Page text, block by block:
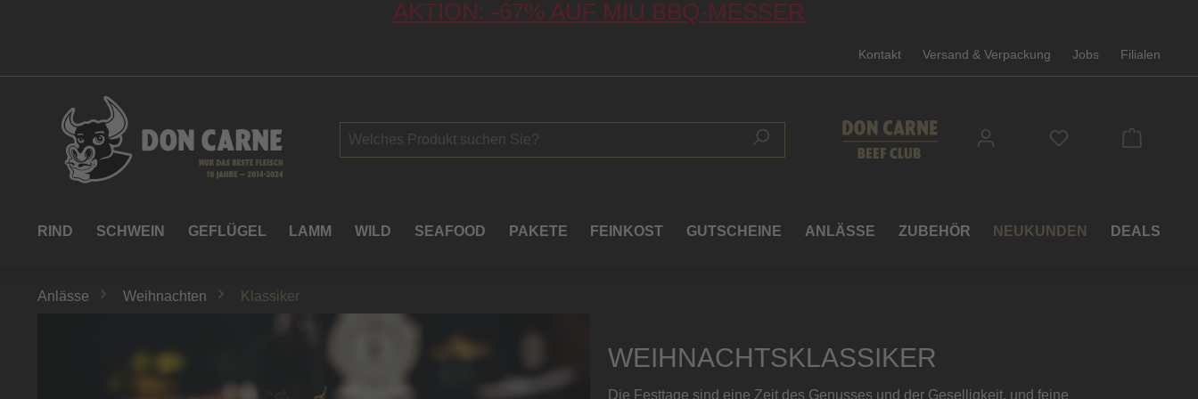
AKTION: -67% AUF MIU BBQ-MESSER
Kontakt Versand & Verpackung Jobs Filialen
Du hast 0
RIND SCHWEIN GEFLÜGEL LAMM WILD SEAFOOD PAKETE FEINKOST GUTSCHEINE ANLÄSSE ZUBEHÖR NEUKUNDEN DEALS
Anlässe Weihnachten Klassiker
WEIHNACHTSKLASSIKER
Die Festtage sind eine Zeit des Genusses und der Geselligkeit, und feine